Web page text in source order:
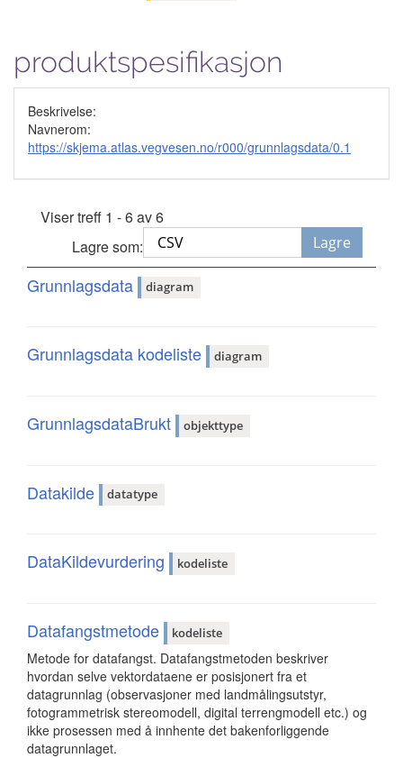
produktspesifikasjon
Beskrivelse:
Navnerom:
https://skjema.atlas.vegvesen.no/r000/grunnlagsdata/0.1
Viser treff 1 - 6 av 6
Lagre som:
Lagre
Grunnlagsdata diagram
Grunnlagsdata kodeliste diagram
GrunnlagsdataBrukt objekttype
Datakilde datatype
DataKildevurdering kodeliste
Datafangstmetode kodeliste
Metode for datafangst. Datafangstmetoden beskriver
hvordan selve vektordataene er posisjonert fra et
datagrunnlag (observasjoner med landmålingsutstyr,
fotogrammetrisk stereomodell, digital terrengmodell etc.) og
ikke prosessen med å innhente det bakenforliggende
datagrunnlaget.